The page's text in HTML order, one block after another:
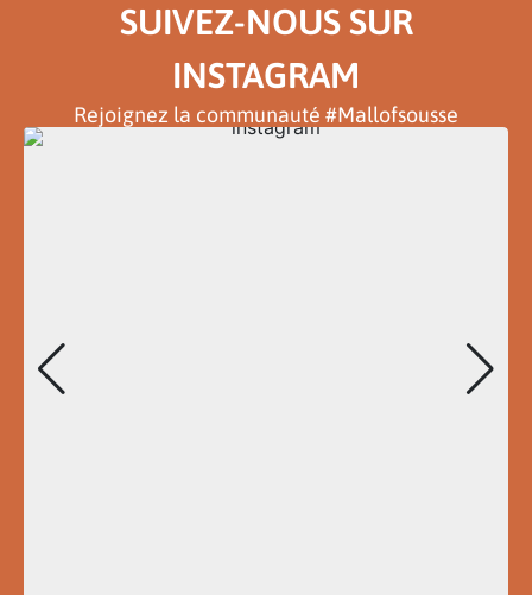
SUIVEZ-NOUS SUR
INSTAGRAM
Rejoignez la communauté #Mallofsousse